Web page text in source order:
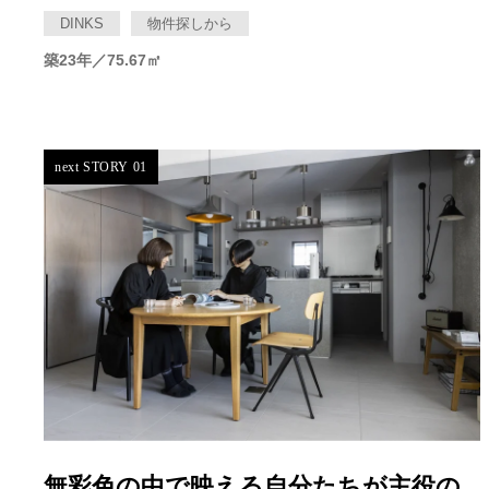
DINKS 物件探しから
築23年／75.67㎡
next STORY 01